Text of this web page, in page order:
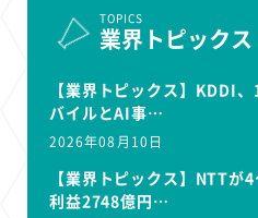
TOPICS
業界トピックス
【業界トピックス】KDDI
バイルとAI事…
2026年08月10日
【業界トピックス】NTTが
利益2748億円…